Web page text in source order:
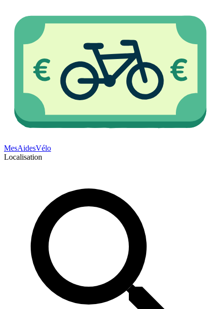
MesAidesVélo
Localisation